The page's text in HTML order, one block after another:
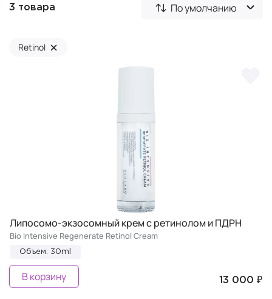
3 товара По умолчанию
Retinol ×
Липосомо-экзосомный крем с ретинолом и ПДРН
Bio Intensive Regenerate Retinol Cream
Объем: 30ml
13 000 ₽
В корзину